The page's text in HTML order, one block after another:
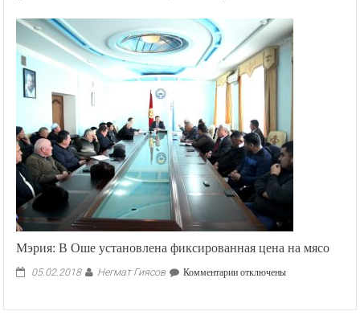
Депутаты
Казахстана
просят
ввести
праздник
Мэрия: В Оше установлена фиксированная цена на мясо
05.02.2018 Негмат Гиясов Комментариикотключены